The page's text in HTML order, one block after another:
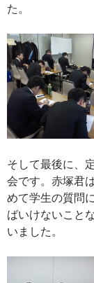
た。
そして最後に、
会です。赤塚君
めて学生の質問
ばいけないこと
いました。